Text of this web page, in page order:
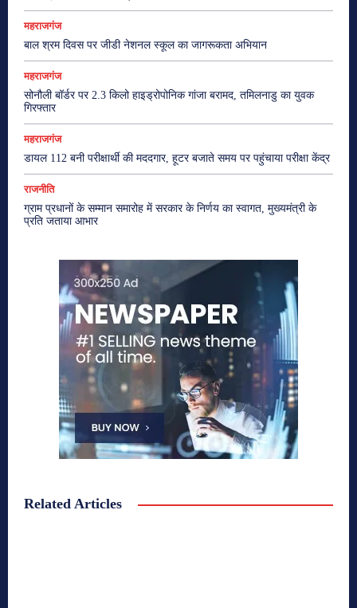
महराजगंज
बाल श्रम दिवस पर जीडी नेशनल स्कूल का जागरूकता अभियान
महराजगंज
सोनौली बॉर्डर पर 2.3 किलो हाइड्रोपोनिक गांजा बरामद, तमिलनाडु का युवक
गिरफ्तार
महराजगंज
डायल 112 बनी परीक्षार्थी की मददगार, हूटर बजाते समय पर पहुंचाया परीक्षा केंद्र
राजनीति
ग्राम प्रधानों के सम्मान समारोह में सरकार के निर्णय का स्वागत, मुख्यमंत्री के
प्रति जताया आभार
Related Articles